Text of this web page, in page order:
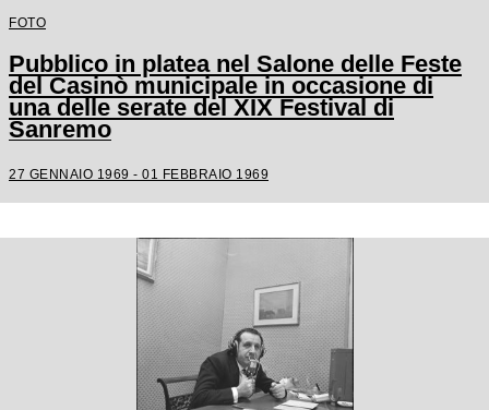
FOTO
Pubblico in platea nel Salone delle Feste
del Casinò municipale in occasione di
una delle serate del XIX Festival di
Sanremo
27 GENNAIO 1969 - 01 FEBBRAIO 1969